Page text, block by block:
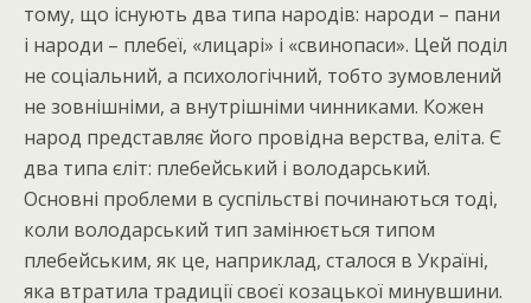
тому, що існують два типа народів: народи – пани
і народи – плебеї, «лицарі» і «свинопаси». Цей поділ
не соціальний, а психологічний, тобто зумовлений
не зовнішніми, а внутрішніми чинниками. Кожен
народ представляє його провідна верства, еліта. Є
два типа єліт: плебейський і володарський.
Основні проблеми в суспільстві починаються тоді,
коли володарський тип замінюється типом
плебейським, як це, наприклад, сталося в Україні,
яка втратила традиції своєї козацької минувшини.